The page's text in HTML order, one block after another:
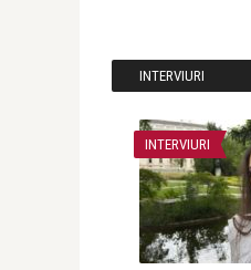
INTERVIURI
INTERVIURI